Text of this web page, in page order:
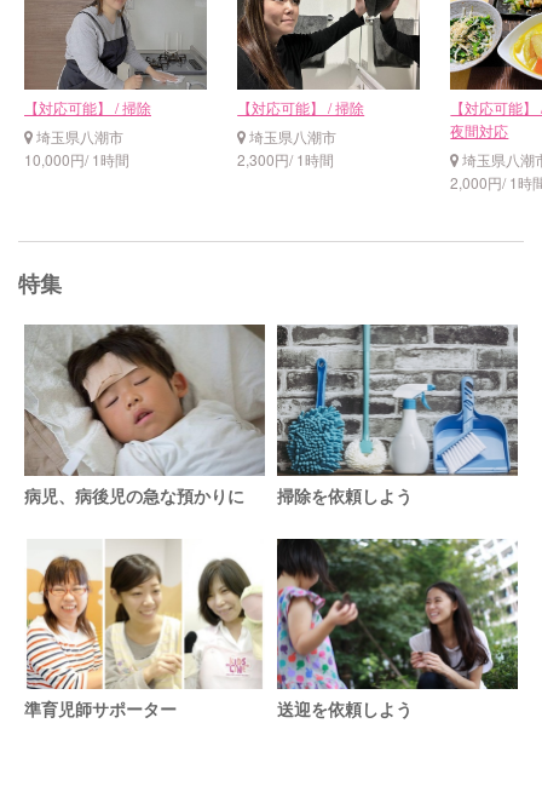
【対応可能】 / 掃除
埼玉県八潮市
10,000円/ 1時間
【対応可能】 / 掃除
埼玉県八潮市
2,300円/ 1時間
【対応可能
夜間対応
埼玉県八潮
2,000円/ 1時
特集
病児、病後児の急な預かりに 掃除を依頼しよう
準育児師サポーター 送迎を依頼しよう